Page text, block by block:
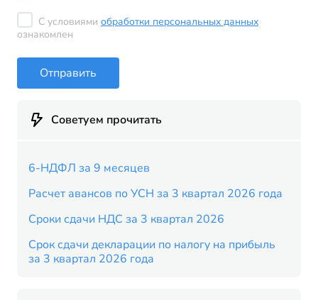
С условиями обработки персональных данных
ознакомлен
Отправить
Советуем прочитать
6-НДФЛ за 9 месяцев
Расчет авансов по УСН за 3 квартал 2026 года
Сроки сдачи НДС за 3 квартал 2026
Срок сдачи декларации по налогу на прибыль
за 3 квартал 2026 года